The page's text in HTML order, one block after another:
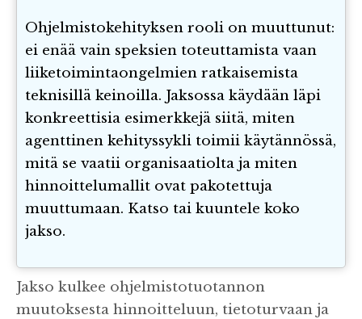
Ohjelmistokehityksen rooli on muuttunut:
ei enää vain speksien toteuttamista vaan
liiketoimintaongelmien ratkaisemista
teknisillä keinoilla. Jaksossa käydään läpi
konkreettisia esimerkkejä siitä, miten
agenttinen kehityssykli toimii käytännössä,
mitä se vaatii organisaatiolta ja miten
hinnoittelumallit ovat pakotettuja
muuttumaan. Katso tai kuuntele koko
jakso.
Jakso kulkee ohjelmistotuotannon
muutoksesta hinnoitteluun, tietoturvaan ja